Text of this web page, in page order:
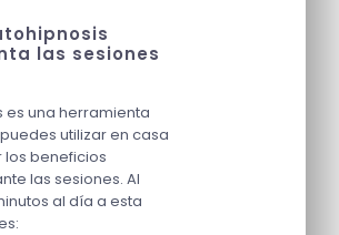
las sesiones
es una herramienta
utilizar en casa
beneficios
las sesiones. Al
al día a esta